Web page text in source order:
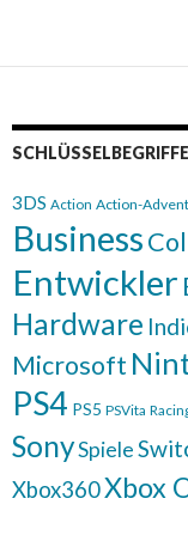
SCHLÜSSELBEGRIFFE
3DS Action Action-
Business
Entwickler
Hardware
Microsoft
PS4 PS5 PSVita
SonySpiele
Xbox360Xbox